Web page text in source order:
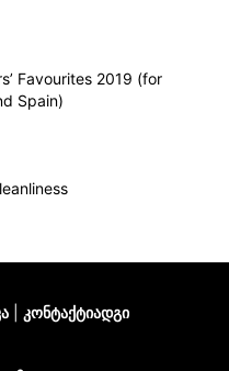
Favourites 2019 (for
Spain)
კონტაქტიადგი